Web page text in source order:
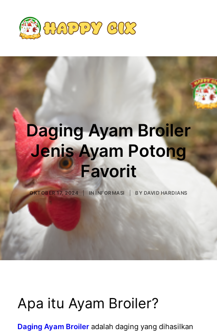
Search
Daging Ayam Broiler
Jenis Ayam Potong
Favorit
OKTOBER 17, 2024 IN INFORMASI BY DAVID HARDIANS
Apa itu Ayam Broiler?
Daging Ayam Broiler adalah daging yang dihasilkan